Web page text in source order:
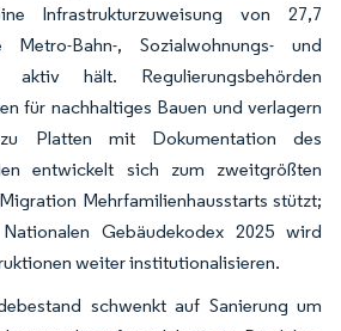
Infrastrukturzuweisung von 27,7
Bahn-, Sozialwohnungs- und
aktiv hält. Regulierungsbehörden
für nachhaltiges Bauen und verlagern
Platten mit Dokumentation des
entwickelt sich zum zweitgrößten
Mehrfamilienhausstarts stützt;
Gebäudekodex 2025 wird
weiter institutionalisieren.
schwenkt auf Sanierung um